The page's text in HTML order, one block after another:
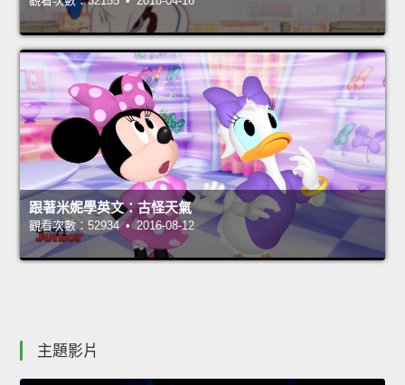
跟著米妮學英文：古怪天氣
觀看次數：52934 • 2016-08-12
主題影片